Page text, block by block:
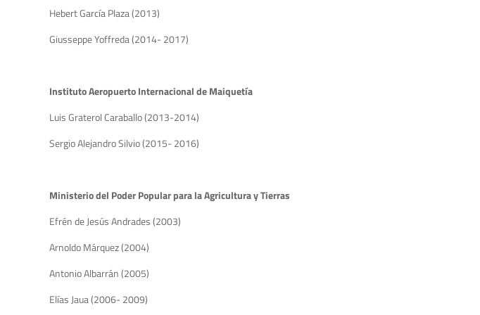
Hebert García Plaza (2013)
Giusseppe Yoffreda (2014- 2017)
Instituto Aeropuerto Internacional de Maiquetía
Luis Graterol Caraballo (2013-2014)
Sergio Alejandro Silvio (2015- 2016)
Ministerio del Poder Popular para la Agricultura y Tierras
Efrén de Jesús Andrades (2003)
Arnoldo Márquez (2004)
Antonio Albarrán (2005)
Elías Jaua (2006- 2009)